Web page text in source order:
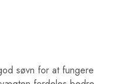
søvn for at fungere